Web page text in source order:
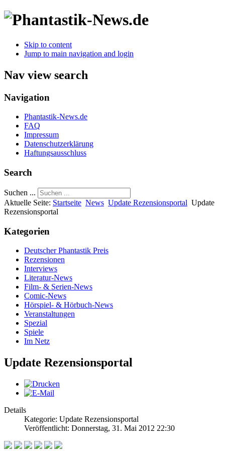
Skip to content
Jump to main navigation and login
Nav view search
Navigation
Phantastik-News.de
FAQ
Impressum
Datenschutzerklärung
Haftungsausschluss
Search
Suchen ...
Aktuelle Seite: Startseite News Update Rezensionsportal Update
Rezensionsportal
Kategorien
Deutscher Phantastik Preis
Rezensionen
Interviews
Literatur-News
Film- & Serien-News
Comic-News
Hörspiel- & Hörbuch-News
Veranstaltungen
Spezial
Spiele
Im Netz
Update Rezensionsportal
Details
Kategorie: Update Rezensionsportal
Veröffentlicht: Donnerstag, 31. Mai 2012 22:30